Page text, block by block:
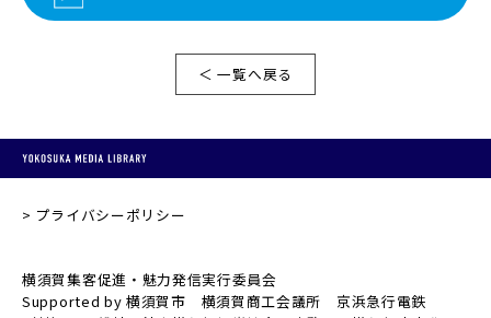
＜ 一覧へ戻る
プライバシーポリシー
横須賀集客促進・魅力発信実行委員会
Supported by 横須賀市 横須賀商工会議所 京浜急行電鉄